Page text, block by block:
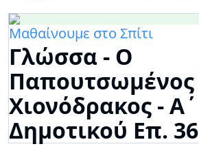
Μαθαίνουμε στο Σπίτι
Γλώσσα - Ο
Παπουτσωμένος
Χιονόδρακος - Α΄
Δημοτικού Επ. 36